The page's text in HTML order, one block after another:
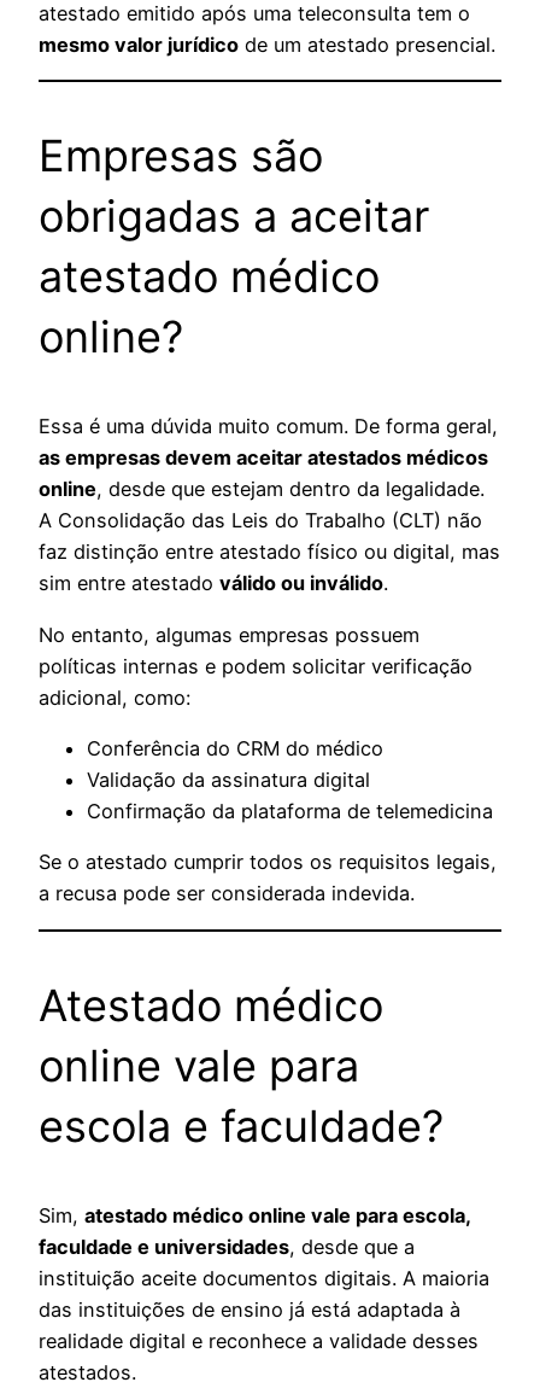
atestado emitido após uma teleconsulta tem o
mesmo valor jurídico de um atestado presencial.
Empresas são
obrigadas a aceitar
atestado médico
online?
Essa é uma dúvida muito comum. De forma geral,
as empresas devem aceitar atestados médicos
online, desde que estejam dentro da legalidade.
A Consolidação das Leis do Trabalho (CLT) não
faz distinção entre atestado físico ou digital, mas
sim entre atestado válido ou inválido.
No entanto, algumas empresas possuem
políticas internas e podem solicitar verificação
adicional, como:
Conferência do CRM do médico
Validação da assinatura digital
Confirmação da plataforma de telemedicina
Se o atestado cumprir todos os requisitos legais,
a recusa pode ser considerada indevida.
Atestado médico
online vale para
escola e faculdade?
Sim, atestado médico online vale para escola,
faculdade e universidades, desde que a
instituição aceite documentos digitais. A maioria
das instituições de ensino já está adaptada à
realidade digital e reconhece a validade desses
atestados.